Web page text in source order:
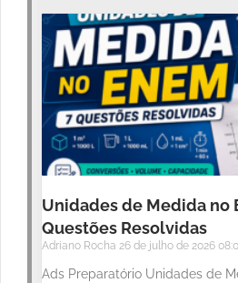
Unidades de Medida no
Questões Resolvidas
Adriano Rocha 26 de julho de 2026
Ads Preparatório Unidades de